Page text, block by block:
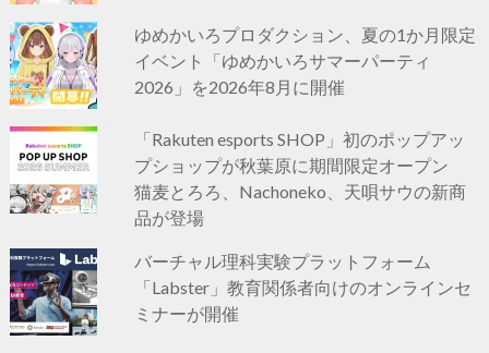
ゆめかいろプロダクション、夏の1か月限定
イベント「ゆめかいろサマーパーティ
2026」を2026年8月に開催
「Rakuten esports SHOP」初のポップアッ
プショップが秋葉原に期間限定オープン
猫麦とろろ、Nachoneko、天唄サウの新商
品が登場
バーチャル理科実験プラットフォーム
「Labster」教育関係者向けのオンラインセ
ミナーが開催